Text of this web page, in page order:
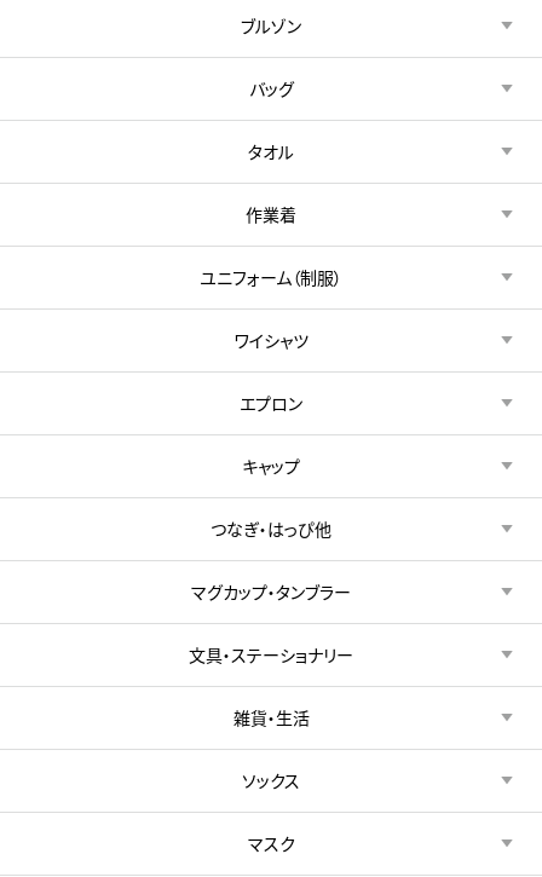
ブルゾン
バッグ
タオル
作業着
ユニフォーム（制服）
ワイシャツ
エプロン
キャップ
つなぎ・はっぴ他
マグカップ・タンブラー
文具・ステーショナリー
雑貨・生活
ソックス
マスク